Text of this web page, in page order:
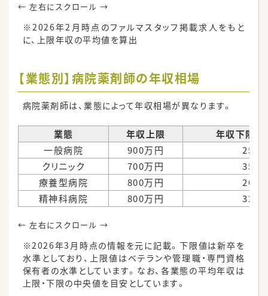
※2026年2月時点のファルマスタッフ掲載求人をもと
に、上限年収の平均値を算出
【業態別】病院薬剤師の年収相場
病院薬剤師は、業態によって年収相場が異なります。
業態 年収上限
年収下限（
一般病院
900万円
250
クリニック
700万円
350
療養型病院
800万円
264
精神科病院
800万円 320
※2026年3月時点の情報を元に記載。下限値は新卒を
水準としており、上限値はベテランや管理職・専門資格
保有者の水準としています。なお、各業態の平均年収は
上限・下限の中央値を目安としています。